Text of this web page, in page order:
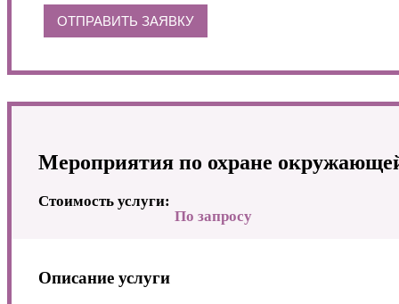
ОТПРАВИТЬ ЗАЯВКУ
Мероприятия по охране
Стоимость услуги:
По запросу
Описание услуги